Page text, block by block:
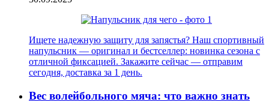
Ищете надежную защиту для запястья? Наш спортивный
напульсник — оригинал и бестселлер: новинка сезона с
отличной фиксацией. Закажите сейчас — отправим
сегодня, доставка за 1 день.
Вес волейбольного мяча: что важно знать